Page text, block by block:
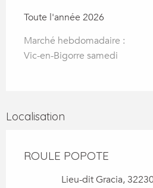
Toute l'année 2026
Marché hebdomadaire :
Vic-en-Bigorre samedi
Localisation
ROULE POPOTE
Lieu-dit Gracia,